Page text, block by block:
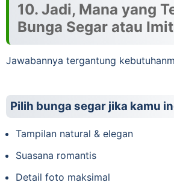
10. Jadi, Mana yang
Bunga Segar atau
Jawabannya tergantung
Pilih bunga segar jika kamu
Tampilan natural & elegan
Suasana romantis
Detail foto maksimal